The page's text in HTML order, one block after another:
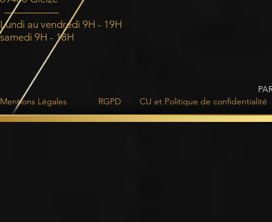
Lundi au vendredi 9H - 19H
samedi 9H - 18H
Mentions Légales
RGPD CU et Politique de confidentialité